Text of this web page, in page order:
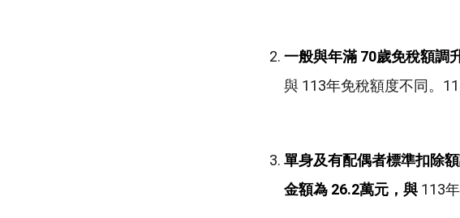
一般與年滿 70歲免稅額調
與 113年免稅額度不同。
單身及有配偶者標準扣除額
金額為 26.2萬元，與 113